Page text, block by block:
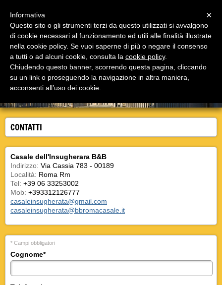
Casale Insugherata B&B Roma
Il bed and breakfast Casale Insugherata è a Roma in
via Cassia, unico nel suo genere!
CONTATTI
Casale dell'Insugherara B&B
Indirizzo: Via Cassia 783 - 00189
Località: Roma Rm
Tel: +39 06 33253002
Mob: +393312126777
casaleinsugherata@gmail.com
casaleinsugherata@bbromacasale.it
* Campi obbligatori
Cognome*
×
Informativa
Questo sito o gli strumenti terzi da questo utilizzati si avvalgono
di cookie necessari al funzionamento ed utili alle finalità illustrate
nella cookie policy. Se vuoi saperne di più o negare il consenso
a tutti o ad alcuni cookie, consulta la cookie policy.
Chiudendo questo banner, scorrendo questa pagina, cliccando
su un link o proseguendo la navigazione in altra maniera,
acconsenti all’uso dei cookie.